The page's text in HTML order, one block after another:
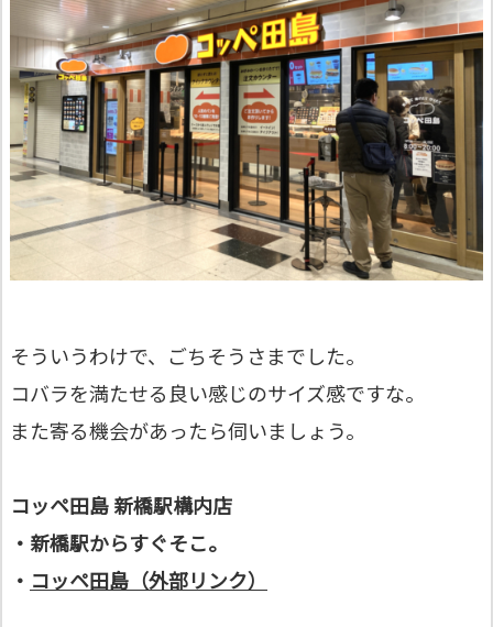
そういうわけで、ごちそうさまでした。
コバラを満たせる良い感じのサイズ感ですな。
また寄る機会があったら伺いましょう。
コッペ田島 新橋駅構内店
・新橋駅からすぐそこ。
・ コッペ田島（外部リンク）